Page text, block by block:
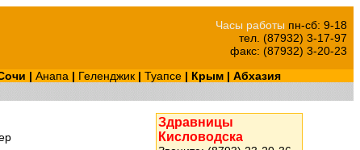
Часы работы пн-сб: 9-18
тел. (87932) 3-17-97
факс: (87932) 3-20-23
| Анапа | Геленджик | Туапсе| Крым| Абхазия
Здравницы
Кисловодска